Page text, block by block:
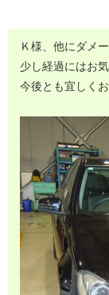
Ｋ様、他にダメ
少し経過にはお
今後とも宜しく